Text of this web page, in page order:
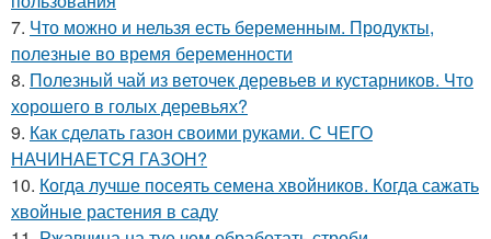
7. Что можно и нельзя есть беременным. Продукты,
полезные во время беременности
8. Полезный чай из веточек деревьев и кустарников. Что
хорошего в голых деревьях?
9. Как сделать газон своими руками. С ЧЕГО
НАЧИНАЕТСЯ ГАЗОН?
10. Когда лучше посеять семена хвойников. Когда сажать
хвойные растения в саду